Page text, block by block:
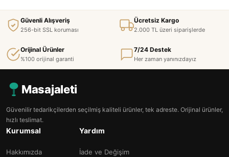
Güvenli Alışveriş
256-bit SSL koruması
Ücretsiz Kargo
2.000 TL üzeri siparişlerde
Orijinal Ürünler
%100 orijinal garanti
7/24 Destek
Her zaman yanınızdayız
Masajaleti
Güvenilir tedarikçilerden seçilmiş kaliteli ürünler, tek adreste. Orijinal ürünler,
hızlı teslimat.
Kurumsal
Hakkımızda
Yardım
İade ve Değişim